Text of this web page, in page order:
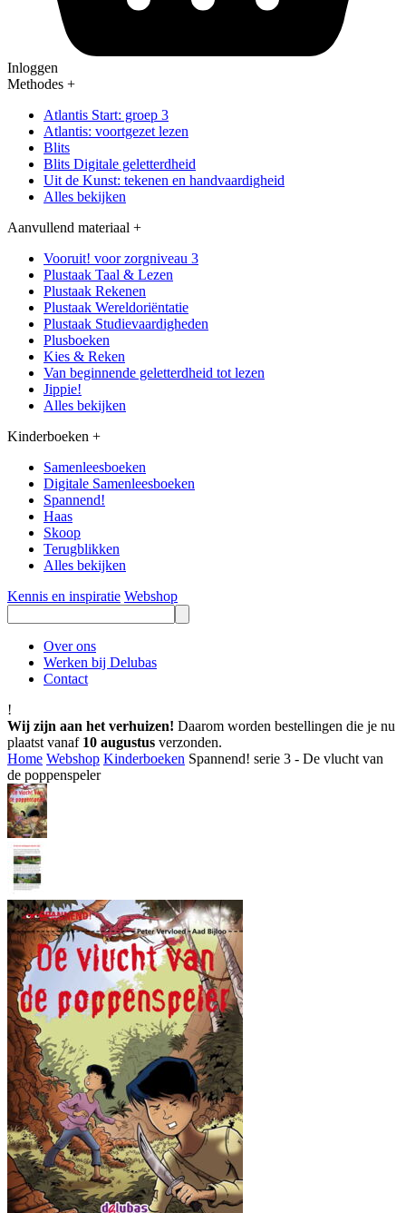
Inloggen
Methodes +
Atlantis Start: groep 3
Atlantis: voortgezet lezen
Blits
Blits Digitale geletterdheid
Uit de Kunst: tekenen en handvaardigheid
Alles bekijken
Aanvullend materiaal +
Vooruit! voor zorgniveau 3
Plustaak Taal & Lezen
Plustaak Rekenen
Plustaak Wereldoriëntatie
Plustaak Studievaardigheden
Plusboeken
Kies & Reken
Van beginnende geletterdheid tot lezen
Jippie!
Alles bekijken
Kinderboeken +
Samenleesboeken
Digitale Samenleesboeken
Spannend!
Haas
Skoop
Terugblikken
Alles bekijken
Kennis en inspiratie Webshop
Over ons
Werken bij Delubas
Contact
!
Wij zijn aan het verhuizen! Daarom worden bestellingen die je nu
plaatst vanaf 10 augustus verzonden.
Home Webshop Kinderboeken Spannend! serie 3 - De vlucht van
de poppenspeler